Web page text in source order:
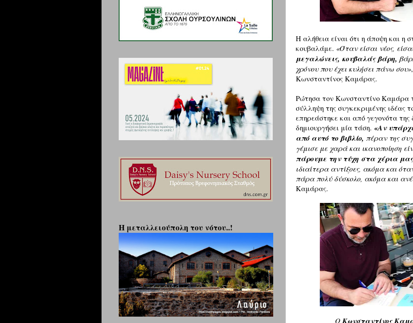
Η αλήθεια είναι ότι η άποψη και η
κουβαλάμε. «Όταν είσαι νέος,
μεγαλώνεις, κουβαλάς βάρη,
χρόνου που έχει κυλήσει πάνω σου»
Κωνσταντίνος Καμάρας.
Ρώτησα τον Κωνσταντίνο Καμάρα
σύλληψη της συγκεκριμένης ιδέας
επηρεάστηκε και από γεγονότα της
δημιουργήσει μία τάση. «Αν
από αυτό το βιβλίο, πέραν της
γέμισε με χαρά και ικανοποίηση
πάρουμε την τύχη στα χέρια μας
ιδιαίτερα αντίξοες, ακόμα και
πάρα πολύ δύσκολο, ακόμα και
Καμάρας.
Ο Κωνσταντίνος
Η μεταλλειούπολη του νότου..!